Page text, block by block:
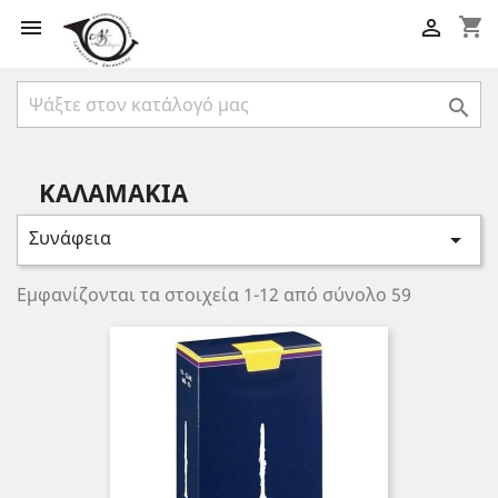
 shopping_cart


ΚΑΛΑΜΑΚΙΑ
Συνάφεια 
Εμφανίζονται τα στοιχεία 1-12 από σύνολο 59